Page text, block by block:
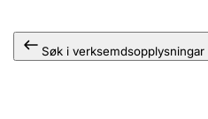
Søk i verksemdsopplysningar